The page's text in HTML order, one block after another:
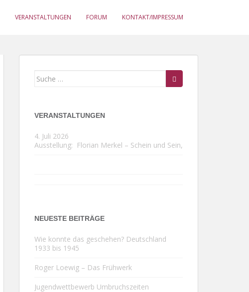
VERANSTALTUNGEN FORUM KONTAKT/IMPRESSUM
Suche
VERANSTALTUNGEN
4. Juli 2026
Ausstellung: Florian Merkel – Schein und Sein,
NEUESTE BEITRÄGE
Wie konnte das geschehen? Deutschland
1933 bis 1945
Roger Loewig – Das Frühwerk
Jugendwettbewerb Umbruchszeiten